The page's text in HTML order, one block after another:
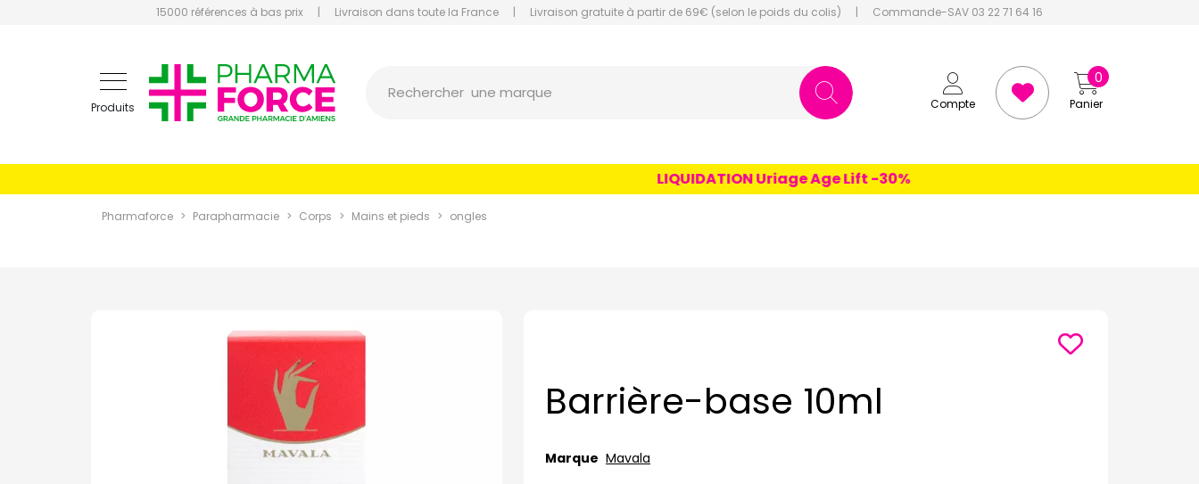
15000 références à bas prix | Livraison dans toute la France | Livraison gratuite à partir de 69€ (selon le poids du colis) | Commande-SAV 03 22 71 64 16
Produits Compte Panier
0
Rechercher une marque
une marque
LIQUIDATION Uriage Age Lift -30%
Pharmaforce Parapharmacie Corps Mains et pieds ongles
Barrière-base 10ml
Marque Mavala